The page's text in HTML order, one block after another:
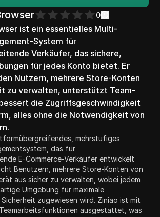
0
ist ein essentielles Multi-
System für
Verkäufer, das sichere,
für jedes Konto bietet. Er
Nutzern, mehrere Store-Konten
zu verwalten, unterstützt Team-
die Zugriffsgeschwindigkeit
alles ohne die Notwendigkeit von
mehrstufiges
das für
E-Commerce-Verkäufer entwickelt
Benutzern, mehrere Store-Konten von
aus sicher zu verwalten, wobei jedem
Umgebung für maximale
zugewiesen wird. Ziniao ist mit
ausgestattet, was